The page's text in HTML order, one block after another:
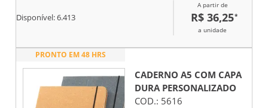
Disponível:6.413
A partir de
R$ 36,25*
a unidade
PRONTO EM 48 HRS
CADERNO A5 COM CAPA
DURAPERSONALIZADO
COD.: 5616